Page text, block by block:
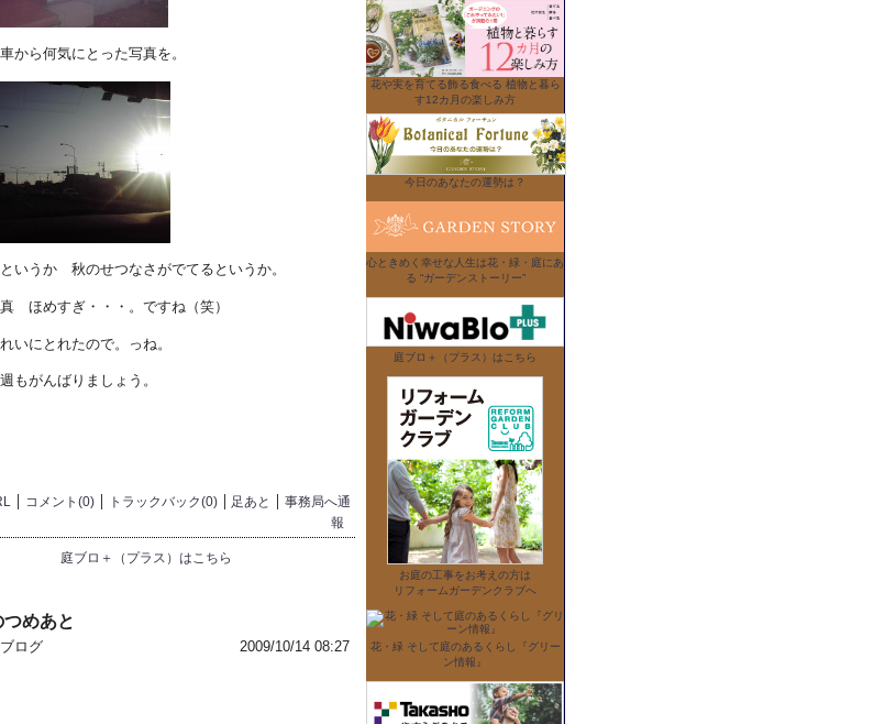
から何気にとった写真を。
いうか 秋のせつなさがでてるというか。
ほめすぎ・・・。ですね（笑）
いにとれたので。っね。
もがんばりましょう。
コメント(0) トラックバック(0) 足あと
事務局へ通
報
庭ブロ＋（プラス）はこちら
つめあと
ブログ 2009/10/14 08:27
花や実を育てる飾る食べる 植物と暮ら
す12カ月の楽しみ方
今日のあなたの運勢は？
心ときめく幸せな人生は花・緑・庭にあ
る “ガーデンストーリー”
庭ブロ＋（プラス）はこちら
お庭の工事をお考えの方は
リフォームガーデンクラブへ
花・緑 そして庭のあるくらし『グリー
ン情報』